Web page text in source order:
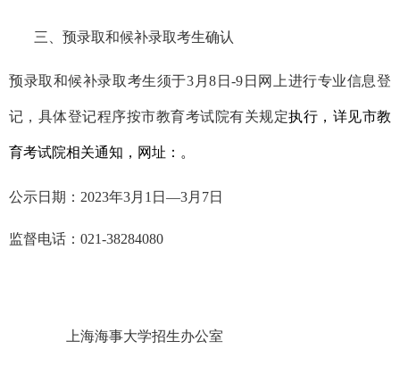
三、预录取和候补录取考生确认
预录取和候补录取考生须于3月8日-9日网上进行专业信息登
记，具体登记程序按市教育考试院有关规定执行，详见市教
育考试院相关通知，网址： 。
公示日期： 2023年3月 1 日 —3月 7日
监督电话： 021-38284080
上海海事大学招生办公室